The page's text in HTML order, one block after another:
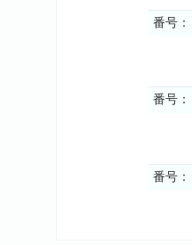
番号：
番号：
番号：